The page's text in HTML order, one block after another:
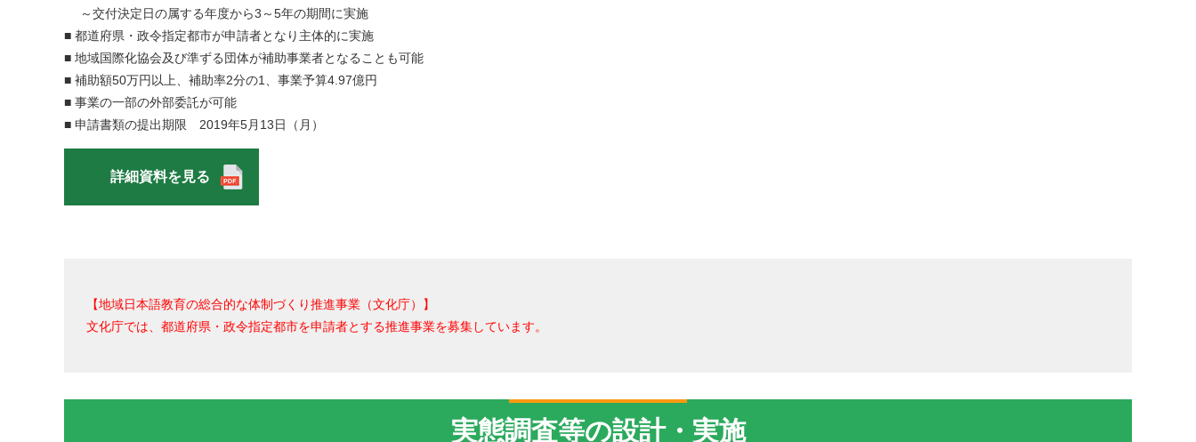
～交付決定日の属する年度から3～5年の期間に実施
■ 都道府県・政令指定都市が申請者となり主体的に実施
■ 地域国際化協会及び準ずる団体が補助事業者となることも可能
■ 補助額50万円以上、補助率2分の1、事業予算4.97億円
■ 事業の一部の外部委託が可能
■ 申請書類の提出期限 2019年5月13日（月）
詳細資料を見る
【地域日本語教育の総合的な体制づくり推進事業（文化庁）】
文化庁では、都道府県・政令指定都市を申請者とする推進事業を募集しています。
実態調査等の設計・実施